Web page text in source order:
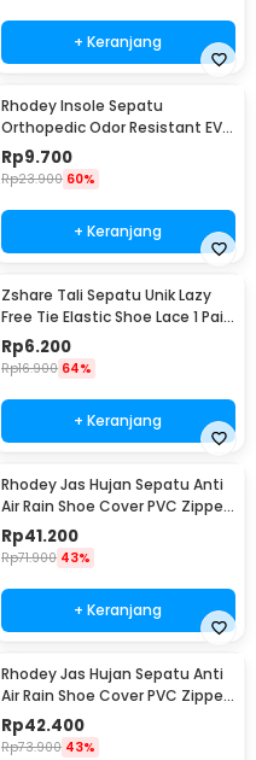
+ Keranjang
Rhodey Insole Sepatu
Orthopedic Odor Resistant EVA
Foam 41 - Y3Y27
Rp9.700
Rp23.900 60%
+ Keranjang
Zshare Tali Sepatu Unik Lazy
Free Tie Elastic Shoe Lace 1 Pair
- T10
Rp6.200
Rp16.900 64%
+ Keranjang
Rhodey Jas Hujan Sepatu Anti
Air Rain Shoe Cover PVC Zipper
Reflector S - H-212
Rp41.200
Rp71.900 43%
+ Keranjang
Rhodey Jas Hujan Sepatu Anti
Air Rain Shoe Cover PVC Zipper
Reflector L - H-212
Rp42.400
Rp73.900 43%